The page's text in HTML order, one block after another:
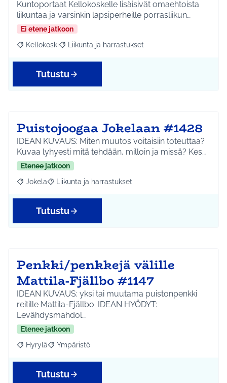
Kuntoportaat Kellokoskelle lisäisivät omaehtoista
liikuntaa ja varsinkin lapsiperheille porrasliikun…
Ei etene jatkoon
Rajaa tulokset aihepiirin mukaan: Kellokoski
Kellokoski Rajaa tulokset teeman mukaan: Liikunta ja
Liikunta ja harrastukset
Tutustu
Puistojoogaa Jokelaan #1428
IDEAN KUVAUS: Miten muutos voitaisiin toteuttaa?
Kuvaa lyhyesti mitä tehdään, milloin ja missä? Kes…
Etenee jatkoon
Rajaa tulokset aihepiirin mukaan: Jokela
Jokela Rajaa tulokset teeman mukaan: Liikunta ja
Liikunta ja harrastukset
Tutustu
Penkki/penkkejä välille
Mattila-Fjällbo #1147
IDEAN KUVAUS: yksi tai muutama puistonpenkki
reitille Mattila-Fjällbo. IDEAN HYÖDYT:
Levähdysmahdol…
Etenee jatkoon
Rajaa tulokset aihepiirin mukaan: Hyrylä
Hyrylä Rajaa tulokset teeman mukaan: Ympäristö
Ympäristö
Tutustu